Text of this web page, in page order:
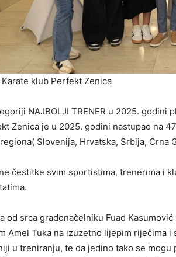
Karate klub Perfekt Zenica
NAJBOLJI TRENER u 2025. godini
Zenica je u 2025. godini nastupao na
Slovenija, Hrvatska, Srbija, Crna
čestitke svim sportistima, trenerima i
od srca gradonačelniku Fuad
Amel Tuka na izuzetno lijepim riječima
u treniranju, te da jedino tako se